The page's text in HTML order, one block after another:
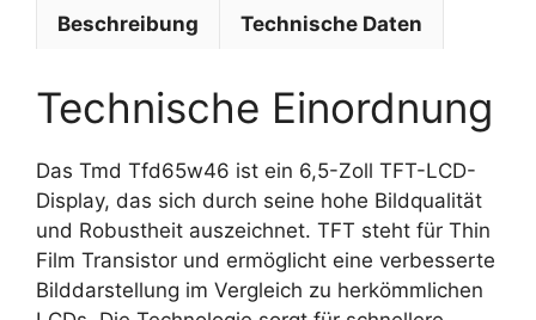
Beschreibung Technische Daten
Technische Einordnung
Das Tmd Tfd65w46 ist ein 6,5-Zoll TFT-LCD-
Display, das sich durch seine hohe Bildqualität
und Robustheit auszeichnet. TFT steht für Thin
Film Transistor und ermöglicht eine verbesserte
Bilddarstellung im Vergleich zu herkömmlichen